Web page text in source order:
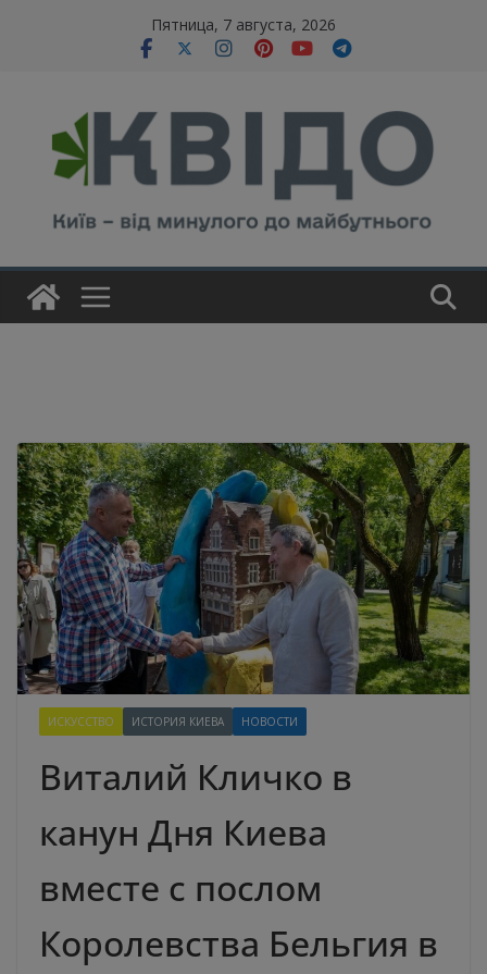
Пятница, 7 августа, 2026
ИСКУССТВО ИСТОРИЯ КИЕВА НОВОСТИ
Виталий Кличко в
канун Дня Киева
вместе с послом
Королевства Бельгия в
modal-check